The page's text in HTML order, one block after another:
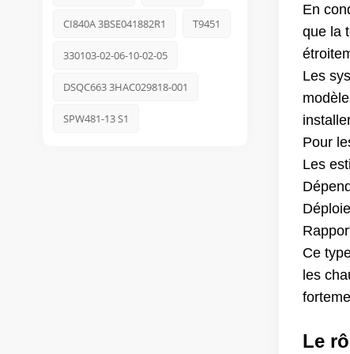
CI840A 3BSE041882R1 T9451
330103-02-06-10-02-05
DSQC663 3HAC029818-001
SPW481-13 S1
En
que la
Les
Pour
Les
Ce
les
Le